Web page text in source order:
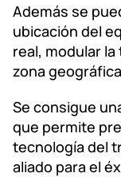
Además se
ubicación del
real, modular
zona
Se consigue
que permite
tecnología del
aliado para el